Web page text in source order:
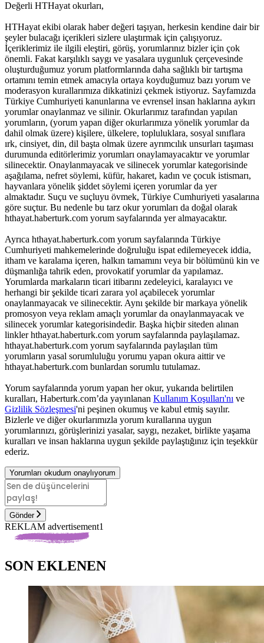
Değerli HTHayat okurları,
HTHayat ekibi olarak haber değeri taşıyan, herkesin kendine dair bir
şeyler bulacağı içerikleri sizlere ulaştırmak için çalışıyoruz.
İçeriklerimiz ile ilgili eleştiri, görüş, yorumlarınız bizler için çok
önemli. Fakat karşılıklı saygı ve yasalara uygunluk çerçevesinde
oluşturduğumuz yorum platformlarında daha sağlıklı bir tartışma
ortamını temin etmek amacıyla ortaya koyduğumuz bazı yorum ve
moderasyon kurallarımıza dikkatinizi çekmek istiyoruz. Sayfamızda
Türkiye Cumhuriyeti kanunlarına ve evrensel insan haklarına aykırı
yorumlar onaylanmaz ve silinir. Okurlarımız tarafından yapılan
yorumların, (yorum yapan diğer okurlarımıza yönelik yorumlar da
dahil olmak üzere) kişilere, ülkelere, topluluklara, sosyal sınıflara
ırk, cinsiyet, din, dil başta olmak üzere ayrımcılık unsurları taşıması
durumunda editörlerimiz yorumları onaylamayacaktır ve yorumlar
silinecektir. Onaylanmayacak ve silinecek yorumlar kategorisinde
aşağılama, nefret söylemi, küfür, hakaret, kadın ve çocuk istismarı,
hayvanlara yönelik şiddet söylemi içeren yorumlar da yer
almaktadır. Suçu ve suçluyu övmek, Türkiye Cumhuriyeti yasalarına
göre suçtur. Bu nedenle bu tarz okur yorumları da doğal olarak
hthayat.haberturk.com yorum sayfalarında yer almayacaktır.
Ayrıca hthayat.haberturk.com yorum sayfalarında Türkiye
Cumhuriyeti mahkemelerinde doğruluğu ispat edilemeyecek iddia,
itham ve karalama içeren, halkın tamamını veya bir bölümünü kin ve
düşmanlığa tahrik eden, provokatif yorumlar da yapılamaz.
Yorumlarda markaların ticari itibarını zedeleyici, karalayıcı ve
herhangi bir şekilde ticari zarara yol açabilecek yorumlar
onaylanmayacak ve silinecektir. Aynı şekilde bir markaya yönelik
promosyon veya reklam amaçlı yorumlar da onaylanmayacak ve
silinecek yorumlar kategorisindedir. Başka hiçbir siteden alınan
linkler hthayat.haberturk.com yorum sayfalarında paylaşılamaz.
hthayat.haberturk.com yorum sayfalarında paylaşılan tüm
yorumların yasal sorumluluğu yorumu yapan okura aittir ve
hthayat.haberturk.com bunlardan sorumlu tutulamaz.
Yorum sayfalarında yorum yapan her okur, yukarıda belirtilen
kuralları, Haberturk.com’da yayınlanan Kullanım Koşulları'nı ve
Gizlilik Sözleşmesi'ni peşinen okumuş ve kabul etmiş sayılır.
Bizlerle ve diğer okurlarımızla yorum kurallarına uygun
yorumlarınızı, görüşlerinizi yasalar, saygı, nezaket, birlikte yaşama
kuralları ve insan haklarına uygun şekilde paylaştığınız için teşekkür
ederiz.
Yorumları okudum onaylıyorum
Gönder
REKLAM advertisement1
SON EKLENEN